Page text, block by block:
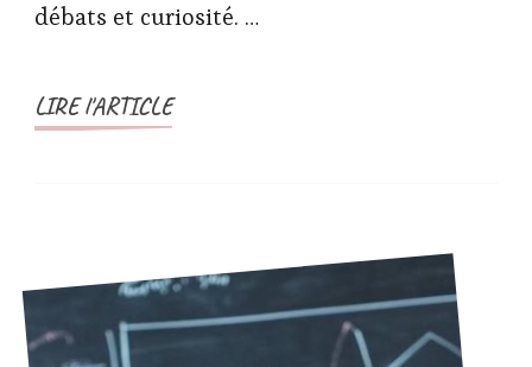
débats et curiosité. …
LIRE l'ARTICLE